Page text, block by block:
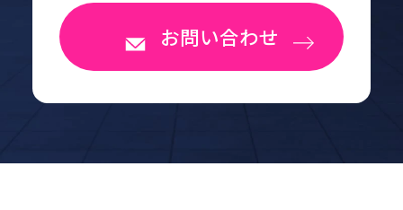
お問い合わせ